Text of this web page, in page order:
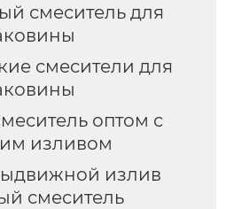
смеситель для
смесители для
оптом с
изливом
излив
смеситель